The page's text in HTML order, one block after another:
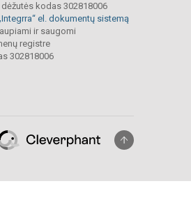
dėžutės kodas 302818006
el. dokumentų sistemą
ir saugomi
registre
302818006